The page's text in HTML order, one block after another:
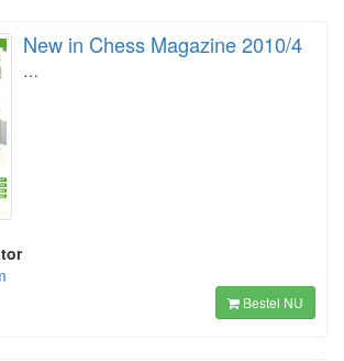
New in Chess Magazine 2010/4
…
Bestel NU